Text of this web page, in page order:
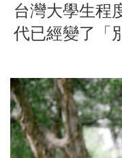
台灣大學生程
代已經變了「